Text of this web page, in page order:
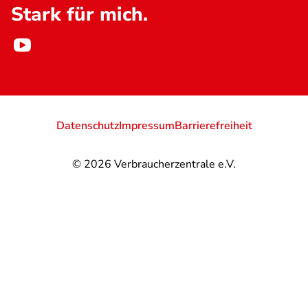
Stark für mich.
© 2026 Verbraucherzentrale e.V.
DatenschutzImpressumBarrierefreiheit